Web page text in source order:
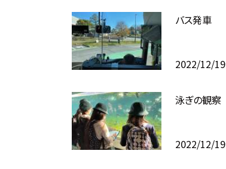
バス発車
2022/12/19
泳ぎの観察
2022/12/19